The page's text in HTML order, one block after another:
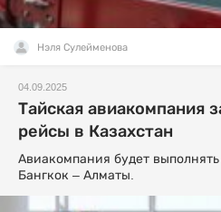
Нэля Сулейменова
04.09.2025
Тайская авиакомпания
рейсы в Казахстан
Авиакомпания будет
Бангкок – Алматы.